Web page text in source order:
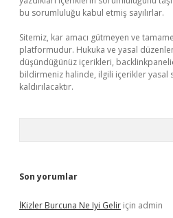
bu sorumluluğu kabul etmiş sayılırlar.
Sitemiz, kar amacı gütmeyen ve
platformudur. Hukuka ve yasal
düşündüğünüz içerikleri,
bildirmeniz halinde, ilgili içerikler yasal
kaldırılacaktır.
Son yorumlar
İKizler Burcuna Ne Iyi Gelir için admin